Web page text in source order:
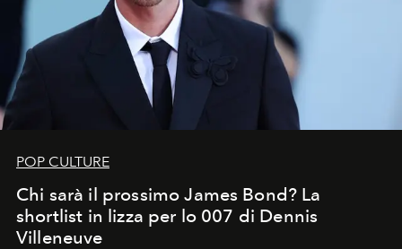
POP CULTURE
Chi sarà il prossimo James Bond? La
shortlist in lizza per lo 007 di Dennis
Villeneuve